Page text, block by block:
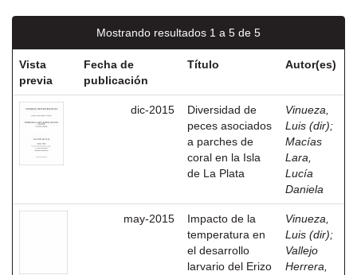
Mostrando resultados 1 a 5 de 5
Vista
previa
Fecha de
publicación
Título Autor(es)
dic-2015
Diversidad de
peces asociados
a parches de
coral en la Isla
de La Plata
Vinueza,
Luis (dir);
Macías
Lara,
Lucía
Daniela
may-2015
Impacto de la
temperatura en
el desarrollo
larvario del Erizo
Vinueza,
Luis (dir);
Vallejo
Herrera,